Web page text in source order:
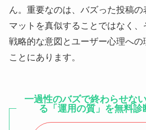
ん。重要なのは、バズった投稿
マットを真似することではなく、
戦略的な意図とユーザー心理への
ことにあります。
一過性のバズで終わらせな
る「運用の質」を無料診